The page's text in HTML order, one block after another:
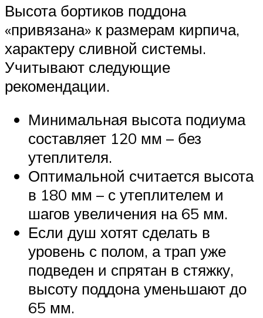
Высота бортиков поддона
«привязана» к размерам кирпича,
характеру сливной системы.
Учитывают следующие
рекомендации.
Минимальная высота подиума
составляет 120 мм – без
утеплителя.
Оптимальной считается высота
в 180 мм – с утеплителем и
шагов увеличения на 65 мм.
Если душ хотят сделать в
уровень с полом, а трап уже
подведен и спрятан в стяжку,
высоту поддона уменьшают до
65 мм.